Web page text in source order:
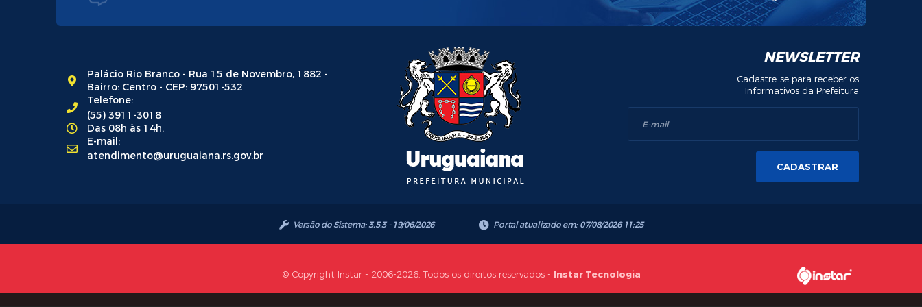
Palácio Rio Branco - Rua 15 de Novembro, 1882 -
Bairro: Centro - CEP: 97501-532
Telefone:
(55) 3911-3018
Das 08h às 14h.
E-mail:
atendimento@uruguaiana.rs.gov.br
NEWSLETTER
Cadastre-se para receber os
Informativos da Prefeitura
CADASTRAR
Versão do Sistema:3.5.3 - 19/06/2026 Portal atualizado em: 07/08/2026 11:25
© Copyright Instar - 2006-2026. Todos os direitos reservados - Instar Tecnologia